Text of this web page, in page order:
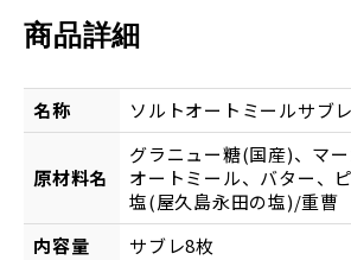
商品詳細
名称 ソルトオートミールサブレ
原材料名
グラニュー糖(国産)、マー
オートミール、バター、
塩(屋久島永田の塩)/重曹
内容量
サブレ8枚